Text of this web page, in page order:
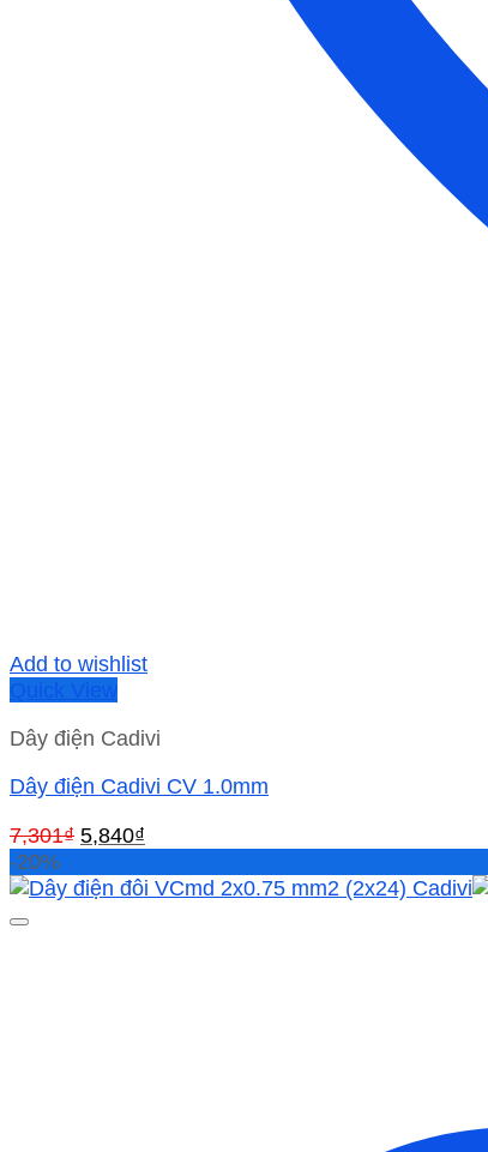
Add to wishlist
Quick View
Dây điện Cadivi
Dây điện Cadivi CV 1.0mm
7,301₫ Giá
là:
5,840₫
tại
-20%